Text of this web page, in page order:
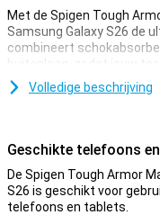
Met de Spigen Tough
Samsung Galaxy S26 de
combineert
buitenlaag, zodat jouw
MagFit-functionaliteit is
accessoires, ideaal voor
MagFit compatibel
De MagFit-technologie
Bevestig je toestel
Volledige beschrijving
Geschikte telefoons
De Spigen Tough Armor
S26 is geschikt voor
telefoons en tablets.